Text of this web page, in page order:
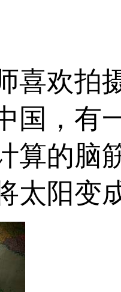
喜欢拍
国，有
算的脑
太阳